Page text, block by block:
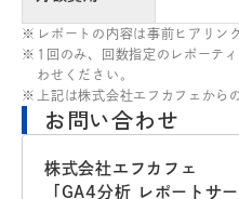
レポートの内容は事前ヒアリン
1回のみ、回数指定のレポーテ
わせください。
上記は株式会社エフカフェから
お問い合わせ
株式会社エフカフェ
「GA4分析 レポート